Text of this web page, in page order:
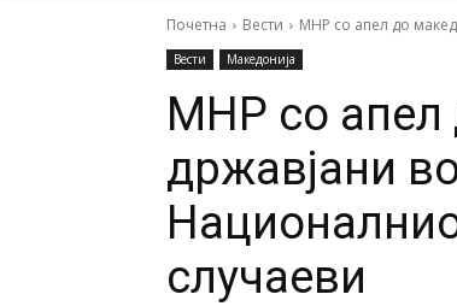
Почетна Вести МНР со апел до
Вести Македонија
МНР со апел
државјани
случаеви